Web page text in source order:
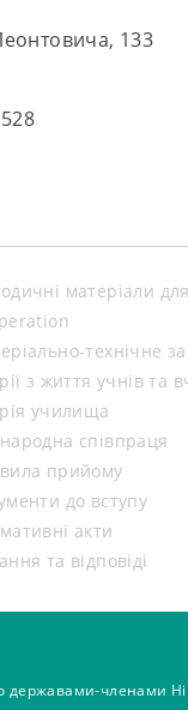
133
матеріали
технічне
з життя учнів та
училища
співпраця
прийому
до вступу
акти
та відповіді
державами-членами